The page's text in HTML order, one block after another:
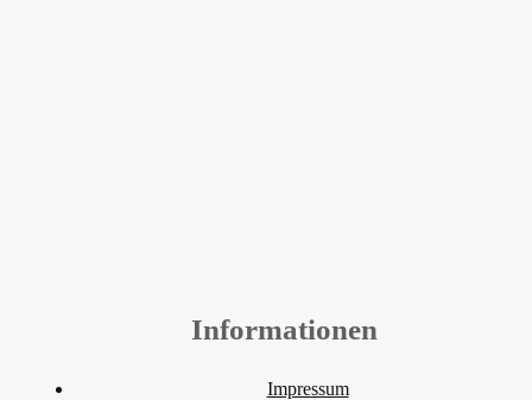
Informationen
Impressum